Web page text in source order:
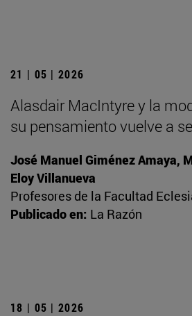
21 | 05 | 2026
Alasdair MacIntyre y la
su pensamiento vuelve a
José Manuel Giménez Amaya,
Eloy Villanueva
Profesores de la Facultad
Publicado en: La Razón
18 | 05 | 2026